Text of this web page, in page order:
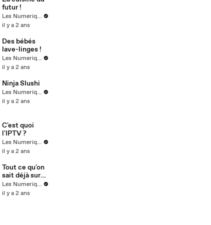
futur !
Les Numeriques
il y a 2 ans
Des bébés
lave-linges !
Les Numeriques
il y a 2 ans
Ninja Slushi
Les Numeriques
il y a 2 ans
C'est quoi
l'IPTV ?
Les Numeriques
il y a 2 ans
Tout ce qu'on
sait déjà sur
l'iPhone 16Les Numeriques
il y a 2 ans